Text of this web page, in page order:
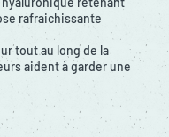
rafraichissante
tout au long de la
aident à garder une